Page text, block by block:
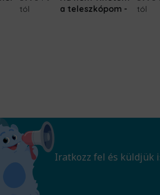
tól
a teleszkópom
tól
Iratkozz fel és küldjük